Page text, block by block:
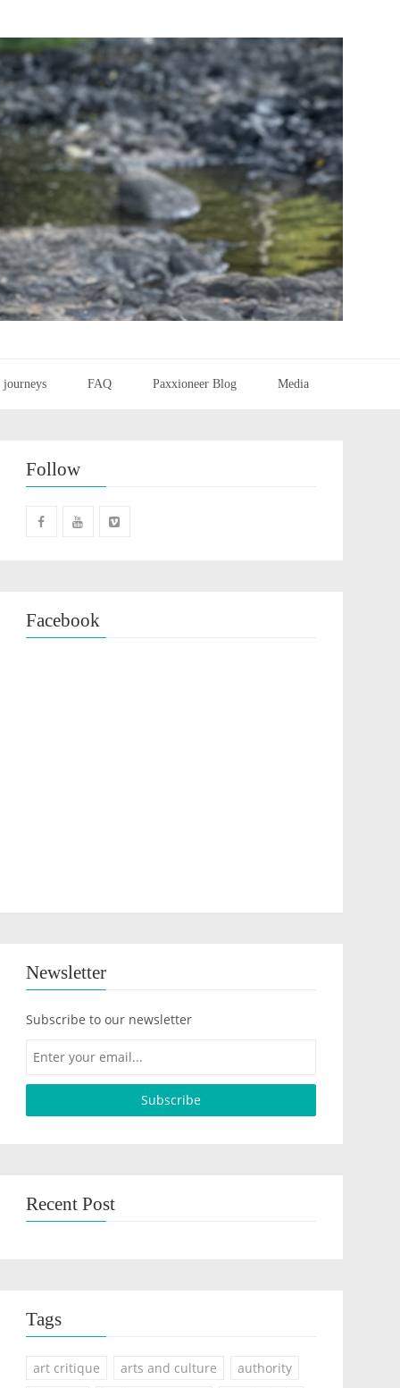
FAQ Paxxioneer Blog Media
Follow
Facebook
Newsletter
Subscribe to our newsletter
Recent Post
Tags
art critique arts and culture
authority